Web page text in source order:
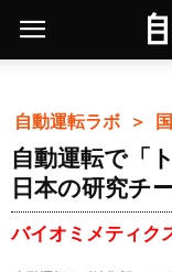
自動運転ラボ ＞
自動運転で「
日本の研究チ
バイオミメティク